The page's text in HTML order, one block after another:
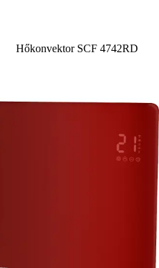
Hőkonvektor SCF 4742RD